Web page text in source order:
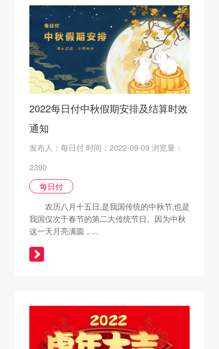
2022每日付中秋假期安排及结算时效
通知
发布人：每日付 时间：2022-09-09 浏览量：
2390
每日付
农历八月十五日,是我国传统的中秋节,也是
我国仅次于春节的第二大传统节日。因为中秋
这一天月亮满圆，...